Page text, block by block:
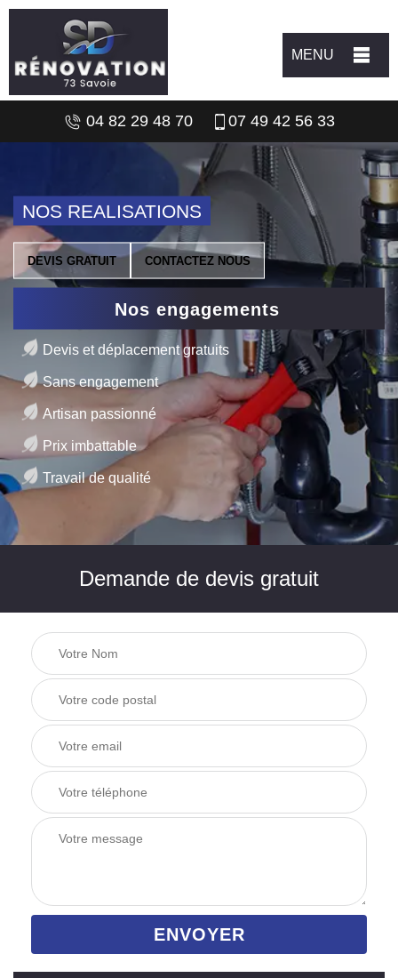
MENU
04 82 29 48 70 07 49 42 56 33
NOS REALISATIONS
DEVIS GRATUIT CONTACTEZ NOUS
Nos engagements
Devis et déplacement gratuits
Sans engagement
Artisan passionné
Prix imbattable
Travail de qualité
Demande de devis gratuit